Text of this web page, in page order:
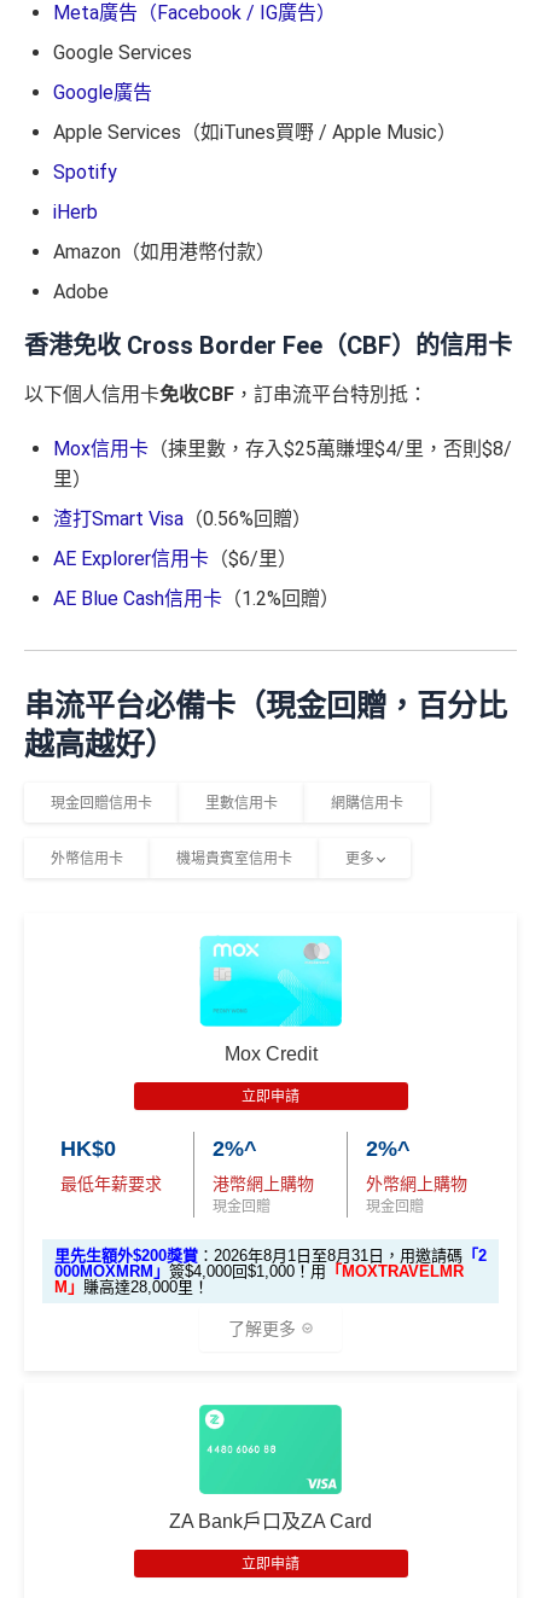
Meta廣告（Facebook / IG廣告）
Google Services
Google廣告
Apple Services（如iTunes買嘢 / Apple Music）
Spotify
iHerb
Amazon（如用港幣付款）
Adobe
香港免收 Cross Border Fee（CBF）的信用卡
以下個人信用卡免收CBF ，訂串流平台特別抵：
Mox信用卡 （揀里數，存入$25萬賺埋$4/里，否則$8/
里）
渣打Smart Visa （0.56%回贈）
AE Explorer信用卡 （$6/里）
AE Blue Cash信用卡 （1.2%回贈）
串流平台必備卡（現金回贈，百分比
越高越好）
現金回贈信用卡 里數信用卡 網購信用卡
外幣信用卡 機場貴賓室信用卡 更多
Mox Credit
立即申請
HK$0
最低年薪要求
2%^
港幣網上購物
現金回贈
2%^
外幣網上購物
現金回贈
里先生額外$200獎賞 ：2026年8月1日至8月31日，用邀請碼 「2
000MOXMRM」 簽$4,000回$1,000！用
「MOXTRAVELMR
M」 賺高達28,000里！
了解更多
2026 Mox 里先生獨家優惠懶人包 (邀請碼二
選項 1：現兜兜賺現金
ZA Bank戶口及ZA Card
立即申請